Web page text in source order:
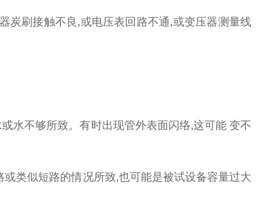
刷接触不良,或电压表回路不通,或变压器测量线
不够所致。有时出现管外表面闪络,这可能 变不
类似短路的情况所致,也可能是被试设备容量过大